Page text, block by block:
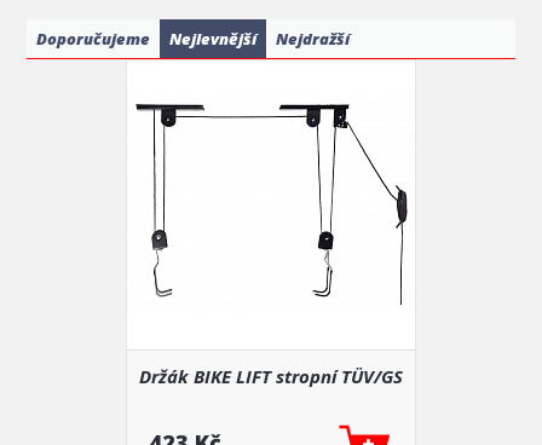
Doporučujeme Nejlevnější Nejdražší
Držák BIKE LIFT stropní TÜV/GS